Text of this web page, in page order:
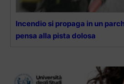
Incendio si propaga in un
pensa alla pista dolosa